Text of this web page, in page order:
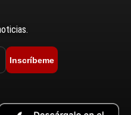
Inscríbeme